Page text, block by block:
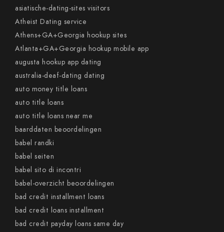
asiatische-dating-sites visitors
Atheist Dating service
Athens+GA+Georgia hookup sites
Atlanta+GA+Georgia hookup mobile app
augusta hookup app dating
australia-deaf-dating dating
auto money title loans
auto title loans
auto title loans near me
baarddaten beoordelingen
babel randki
babel seiten
babel sito di incontri
babel-overzicht beoordelingen
bad credit installment loans
bad credit loans installment
bad credit payday loans same day